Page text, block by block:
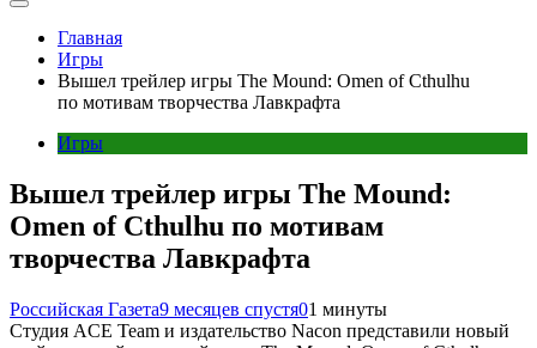
Главная
Игры
Вышел трейлер игры The Mound: Omen of Cthulhu
по мотивам творчества Лавкрафта
Игры
Вышел трейлер игры The Mound:
Omen of Cthulhu по мотивам
творчества Лавкрафта
Российская Газета9 месяцев спустя01 минуты
Студия ACE Team и издательство Nacon представили новый